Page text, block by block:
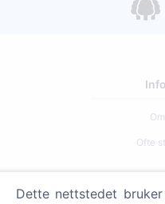
Ofte
Liste over
Dette nettstedet